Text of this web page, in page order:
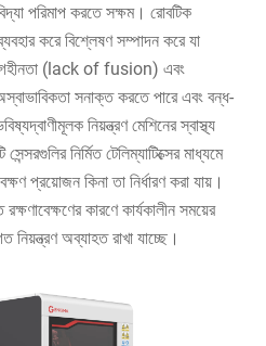
পরিমাপ করতে সক্ষম। রোবটিক
করে বিশ্লেষণ সম্পাদন করে যা
(lack of fusion) এবং
সনাক্ত করতে পারে এবং বন্ধ-
নিয়ন্ত্রণ মেশিনের স্বাস্থ্য
নির্মিত টেলিম্যাটিক্সের মাধ্যমে
প্রয়োজন কিনা তা নির্ধারণ করা যায়।
কারণে কার্যকালীন সময়ের
অব্যাহত রাখা যাচ্ছে।